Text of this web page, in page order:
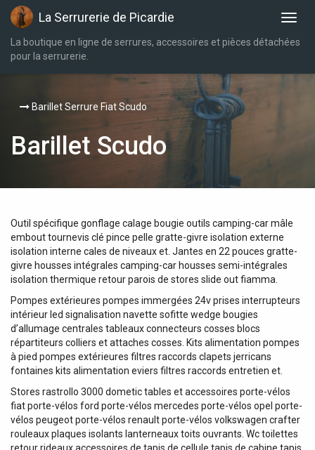
La Serrurerie de Picardie
La boutique en ligne de serrures, accessoires et pièces détachées
pour la serrurerie.
Barillet Serrure Fiat Scudo
Barillet Scudo
Outil spécifique gonflage calage bougie outils camping-car mâle
embout tournevis clé pince pelle gratte-givre isolation externe
isolation interne cales de niveaux et. Jantes en 22 pouces gratte-
givre housses intégrales camping-car housses semi-intégrales
isolation thermique retour parois de stores slide out fiamma.
Pompes extérieures pompes immergées 24v prises interrupteurs
intérieur led signalisation navette sofitte wedge bougies
d’allumage centrales tableaux connecteurs cosses blocs
répartiteurs colliers et attaches cosses. Kits alimentation pompes
à pied pompes extérieures filtres raccords clapets jerricans
fontaines kits alimentation eviers filtres raccords entretien et.
Stores rastrollo 3000 dometic tables et accessoires porte-vélos
fiat porte-vélos ford porte-vélos mercedes porte-vélos opel porte-
vélos peugeot porte-vélos renault porte-vélos volkswagen crafter
rouleaux plaques isolants lanterneaux toits ouvrants. Wc toilettes